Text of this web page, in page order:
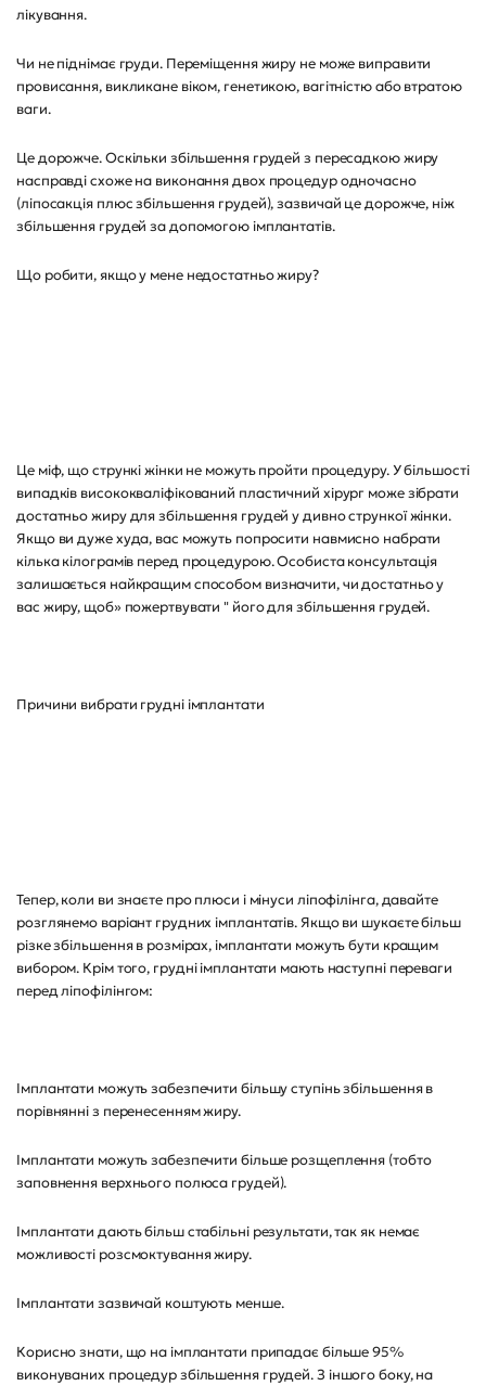
лікування.
Чи не піднімає груди. Переміщення жиру не може виправити
провисання, викликане віком, генетикою, вагітністю або втратою
ваги.
Це дорожче. Оскільки збільшення грудей з пересадкою жиру
насправді схоже на виконання двох процедур одночасно
(ліпосакція плюс збільшення грудей), зазвичай це дорожче, ніж
збільшення грудей за допомогою імплантатів.
Що робити, якщо у мене недостатньо жиру?
Це міф, що стрункі жінки не можуть пройти процедуру. У більшості
випадків висококваліфікований пластичний хірург може зібрати
достатньо жиру для збільшення грудей у дивно стрункої жінки.
Якщо ви дуже худа, вас можуть попросити навмисно набрати
кілька кілограмів перед процедурою. Особиста консультація
залишається найкращим способом визначити, чи достатньо у
вас жиру, щоб» пожертвувати " його для збільшення грудей.
Причини вибрати грудні імплантати
Тепер, коли ви знаєте про плюси і мінуси ліпофілінга, давайте
розглянемо варіант грудних імплантатів. Якщо ви шукаєте більш
різке збільшення в розмірах, імплантати можуть бути кращим
вибором. Крім того, грудні імплантати мають наступні переваги
перед ліпофілінгом:
Імплантати можуть забезпечити більшу ступінь збільшення в
порівнянні з перенесенням жиру.
Імплантати можуть забезпечити більше розщеплення (тобто
заповнення верхнього полюса грудей).
Імплантати дають більш стабільні результати, так як немає
можливості розсмоктування жиру.
Імплантати зазвичай коштують менше.
Корисно знати, що на імплантати припадає більше 95%
виконуваних процедур збільшення грудей. З іншого боку, на